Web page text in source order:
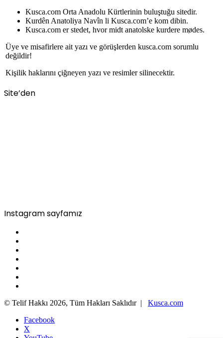
Kusca.com Orta Anadolu Kürtlerinin buluştuğu sitedir.
Kurdên Anatoliya Navîn li Kusca.com’e kom dibin.
Kusca.com er stedet, hvor midt anatolske kurdere mødes.
Üye ve misafirlere ait yazı ve görüşlerden kusca.com sorumlu
değildir!
Kişilik haklarını çiğneyen yazı ve resimler silinecektir.
Site’den
Instagram sayfamız
© Telif Hakkı 2026, Tüm Hakları Saklıdır | Kusca.com
Facebook
X